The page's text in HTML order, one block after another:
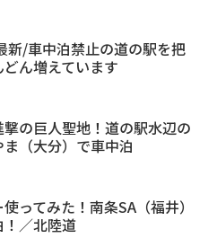
新/車中泊禁止の道の駅を把
ん増えています
の巨人聖地！道の駅水辺の
（大分）で車中泊
ってみた！南条SA（福井）
！／北陸道